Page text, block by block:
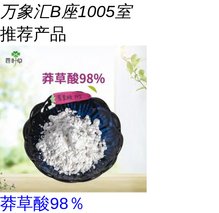
万象汇B座1005室
推荐产品
莽草酸98％